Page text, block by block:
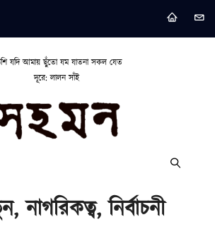
যদি আমায় ছুঁতো যম যাতনা সকল যেত
দূরে: লালন সাঁই
নাগরিকত্ব, নির্বাচনী